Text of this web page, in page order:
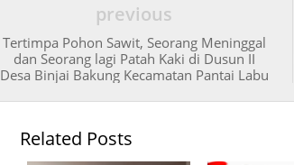
previous
Tertimpa Pohon Sawit, Seorang Meninggal
dan Seorang lagi Patah Kaki di Dusun II
Desa Binjai Bakung Kecamatan Pantai Labu
Related Posts